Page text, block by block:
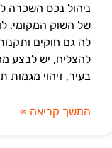
ניהול נכס השכרה
של השוק המקומי.
לה גם חוקים
להצליח, יש לבצע
בעיר, זיהוי מגמות
המשך קריאה »